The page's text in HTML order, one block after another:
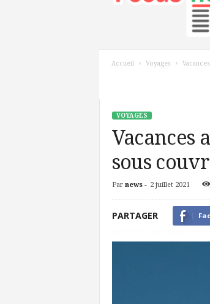
Accueil Voyages
VOYAGES
Vacances
sous
Par news- 2 juillet 2021
PARTAGER